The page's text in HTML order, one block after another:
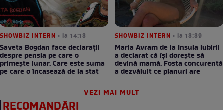
SHOWBIZ INTERN • la 14:13
Saveta Bogdan face declarații
despre pensia pe care o
primește lunar. Care este suma
pe care o încasează de la stat
SHOWBIZ INTERN • la 13:39
Maria Avram de la Insula Iubirii
a declarat că își dorește să
devină mamă. Fosta concurentă
a dezvăluit ce planuri are
VEZI MAI MULT